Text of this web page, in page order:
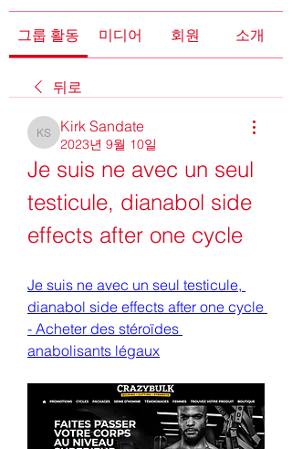
그룹 활동 미디어 회원 소개
뒤로
Kirk Sandate
Kirk Sandate
2023년 9월 10일
Je suis ne avec un seul
testicule, dianabol side
effects after one cycle
Je suis ne avec un seul testicule,
dianabol side effects after one cycle
- Acheter des stéroïdes
anabolisants légaux